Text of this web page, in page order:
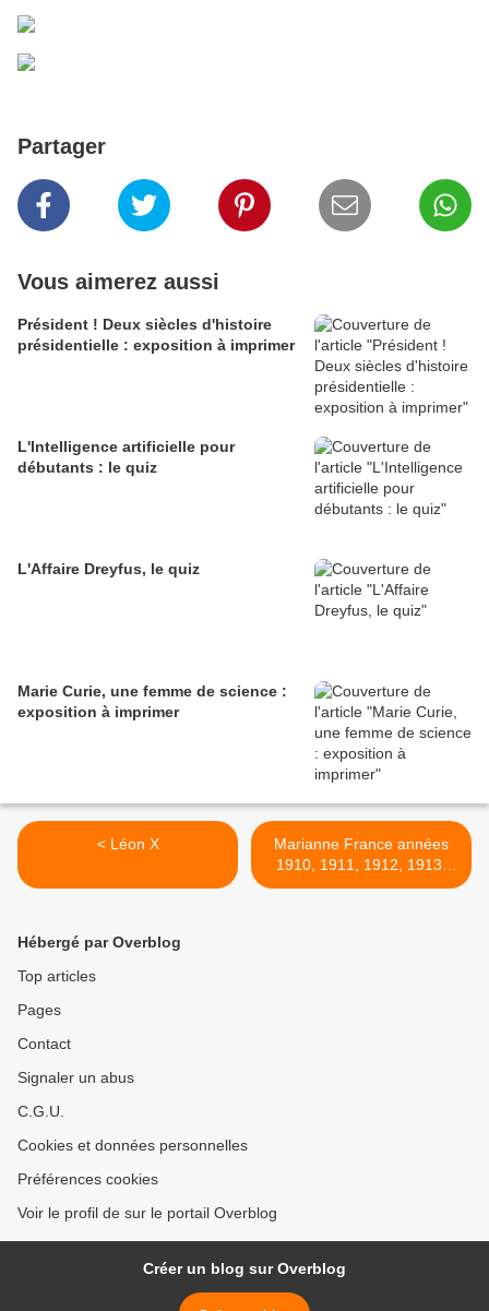
Partager
Vous aimerez aussi
Président ! Deux siècles d'histoire
présidentielle : exposition à imprimer
L'Intelligence artificielle pour
débutants : le quiz
L'Affaire Dreyfus, le quiz
Marie Curie, une femme de science :
exposition à imprimer
< Léon X
Marianne France années
1910, 1911, 1912, 1913,
1914, 1915, 1916, 1917,
Hébergé par Overblog
Top articles
Pages
Contact
Signaler un abus
C.G.U.
Cookies et données personnelles
Préférences cookies
Voir le profil de sur le portail Overblog
Créer un blog sur Overblog